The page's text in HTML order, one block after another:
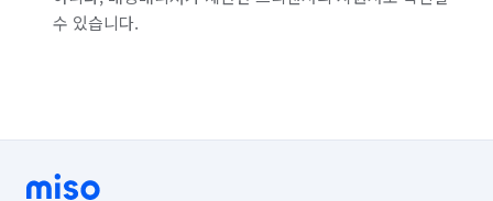
수 있습니다.